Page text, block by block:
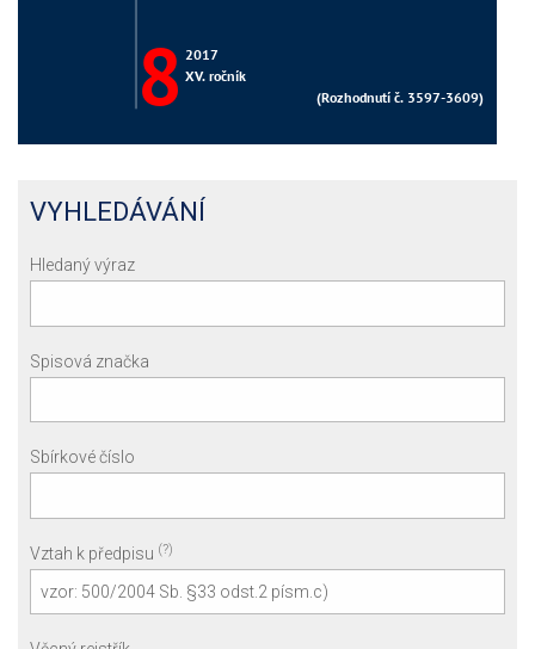
VYHLEDÁVÁNÍ
Hledaný výraz
Spisová značka
Sbírkové číslo
Vztah k předpisu (?)